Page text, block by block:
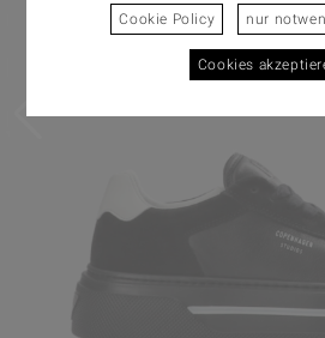
Cookie Policy nur
Cookies